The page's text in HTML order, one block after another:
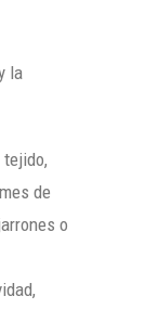
la
de
o